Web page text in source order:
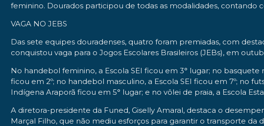
feminino. Dourados participou de todas as modalidades, contando
VAGA NO JEBS
Das sete equipes douradenses, quatro foram premiadas, com
conquistou vaga para o Jogos Escolares Brasileiros (JEBs), em
No handebol feminino, a Escola SEI ficou em 3° lugar; no
ficou em 2º; no handebol masculino, a Escola SEI ficou em 7º; no
Indígena Araporã ficou em 5° lugar; e no vôlei de praia, a Escola
A diretora-presidente da Funed, Giselly Amaral, destaca o
Marçal Filho, que não mediu esforços para garantir o transporte